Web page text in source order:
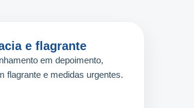
e flagrante
em depoimento,
flagrante e medidas urgentes.